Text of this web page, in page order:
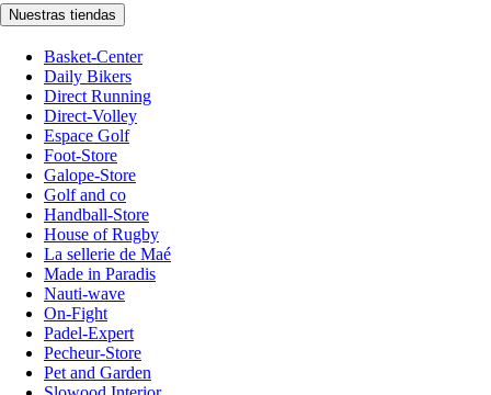
Nuestras tiendas
Basket-Center
Daily Bikers
Direct Running
Direct-Volley
Espace Golf
Foot-Store
Galope-Store
Golf and co
Handball-Store
House of Rugby
La sellerie de Maé
Made in Paradis
Nauti-wave
On-Fight
Padel-Expert
Pecheur-Store
Pet and Garden